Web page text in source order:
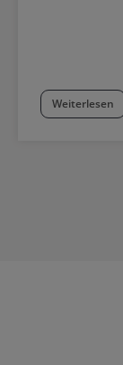
Weiterlesen